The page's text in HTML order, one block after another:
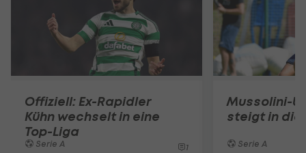
Offiziell: Ex-Rapidler
Kühn wechselt in eine
Top-Liga
Serie A 1
Mussolini-
steigt in die
Serie A